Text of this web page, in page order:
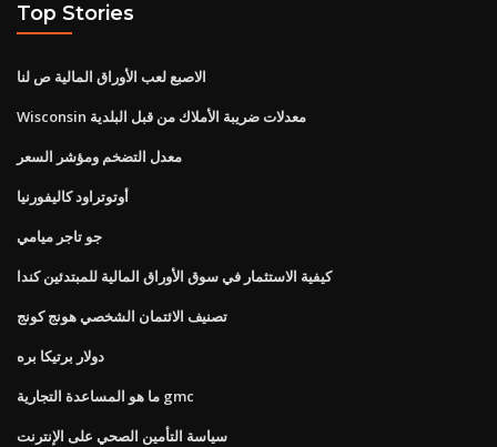
Top Stories
الاصبع لعب الأوراق المالية ص لنا
Wisconsin معدلات ضريبة الأملاك من قبل البلدية
معدل التضخم ومؤشر السعر
أوتوتراود كاليفورنيا
جو تاجر ميامي
كيفية الاستثمار في سوق الأوراق المالية للمبتدئين كندا
تصنيف الائتمان الشخصي هونج كونج
دولار برتيكا بره
ما هو المساعدة التجارية gmc
سياسة التأمين الصحي على الإنترنت